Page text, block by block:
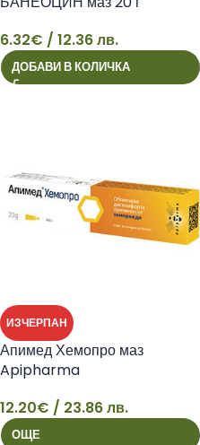
6
6.32€ / 12.36 лв.
ДОБАВИ В КОЛИЧКА
ИЗЧЕРПАН
12
Апимед Хемопро маз
Apipharma
12.20€ / 23.86 лв.
ОЩЕ